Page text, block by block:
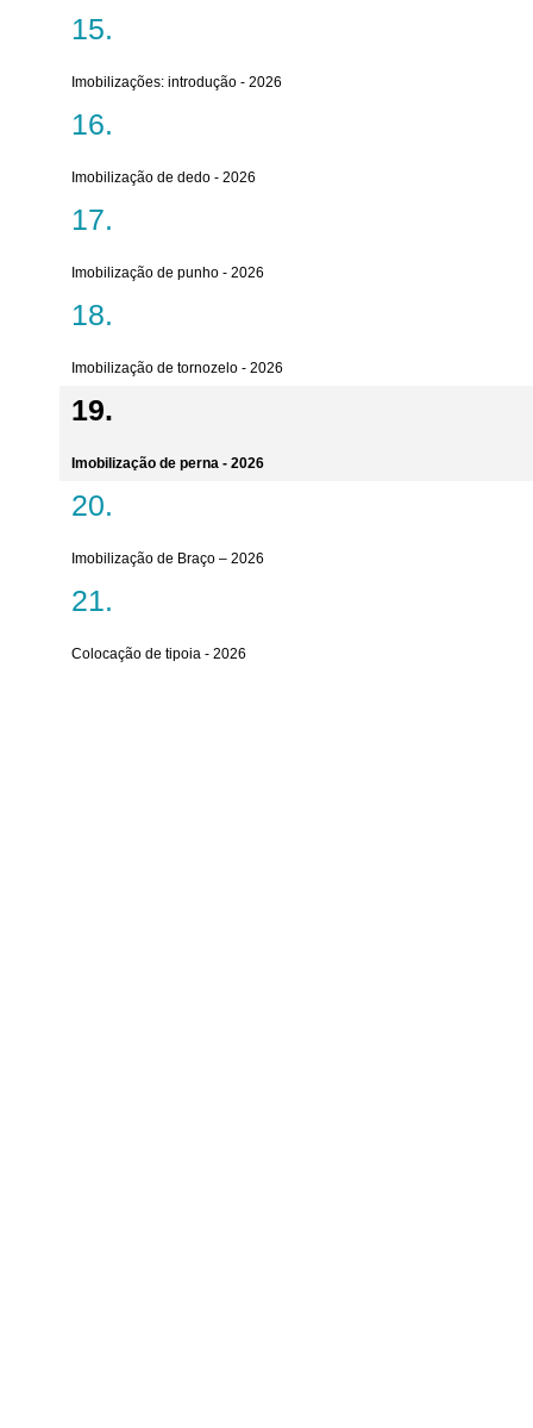
Imobilizações: introdução - 2026
Imobilização de dedo - 2026
Imobilização de punho - 2026
Imobilização de tornozelo - 2026
Imobilização de perna - 2026
Imobilização de Braço – 2026
Colocação de tipoia - 2026